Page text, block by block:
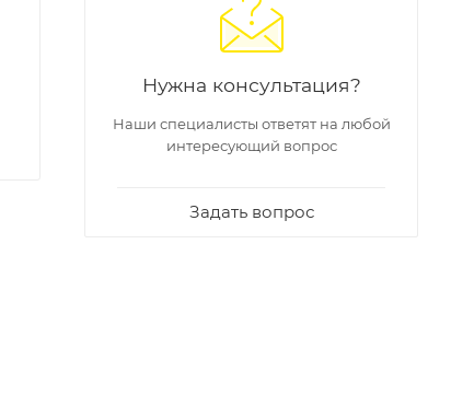
Нужна консультация?
Наши специалисты ответят на любой
интересующий вопрос
Задать вопрос